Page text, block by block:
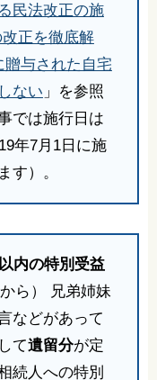
民法改正の施
正を徹底解
贈与された自宅
ない 」を参照
では施行日は
年7月1日に施
す）。
内の特別受益
から） 兄弟姉妹
などがあって
て遺留分が定
続人への特別